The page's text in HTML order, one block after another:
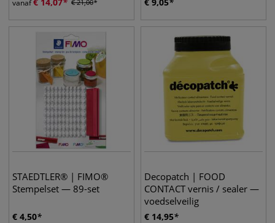
vanaf €21,00
STAEDTLER® | FIMO®
Stempelset — 89-set
€ 4,50
Decopatch | FOOD
CONTACT vernis / sealer —
voedselveilig
€ 14,95